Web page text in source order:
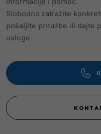
Slobodno zatražite
pošaljite pritužbe ili dajte
usluge.